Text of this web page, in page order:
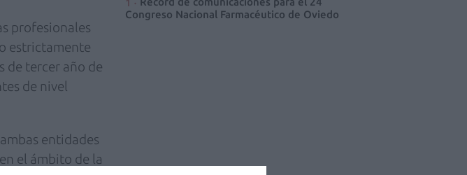
profesionales
estrictamente
de tercer año de
de nivel
entidades
el ámbito de la
Congreso Nacional Farmacéutico de Oviedo